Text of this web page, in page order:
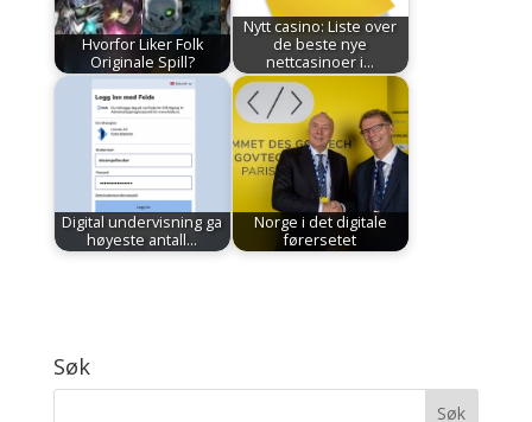
Hvorfor Liker Folk
Originale Spill?
Nytt casino: Liste over
de beste nye
nettcasinoer i…
Digital undervisning ga
høyeste antall…
Norge i det digitale
førersetet
Søk